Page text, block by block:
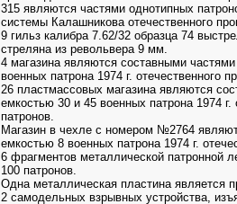
315 являются частями однотипных
системы Калашникова отечественного
9 гильз калибра 7.62/32 образца 74
стреляна из револьвера 9 мм.
4 магазина являются составными
военных патрона 1974 г.
26 пластмассовых магазина являются
емкостью 30 и 45 военных патрона 1974
патронов.
Магазин в чехле с номером №2764
емкостью 8 военных патрона 1974 г.
6 фрагментов металлической патронной
100 патронов.
Одна металлическая пластина является
2 самодельных взрывных устройства,